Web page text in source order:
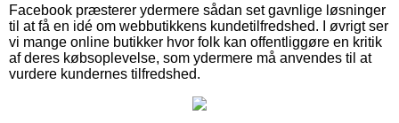
Facebook præsterer ydermere sådan set gavnlige løsninger
til at få en idé om webbutikkens kundetilfredshed. I øvrigt ser
vi mange online butikker hvor folk kan offentliggøre en kritik
af deres købsoplevelse, som ydermere må anvendes til at
vurdere kundernes tilfredshed.